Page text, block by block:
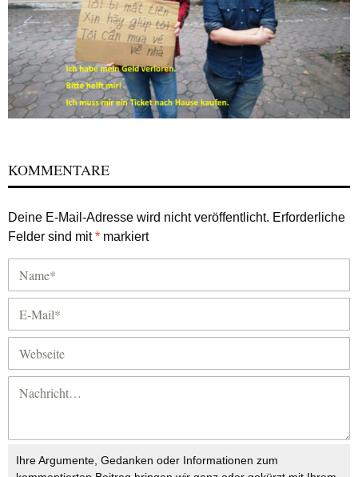
KOMMENTARE
Deine E-Mail-Adresse wird nicht veröffentlicht. Erforderliche
Felder sind mit* markiert
Ihre Argumente, Gedanken oder Informationen zum